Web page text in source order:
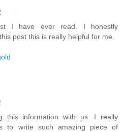
I have ever read. I honestly
post this is really helpful for me.
this information with us. I really
to write such amazing piece of